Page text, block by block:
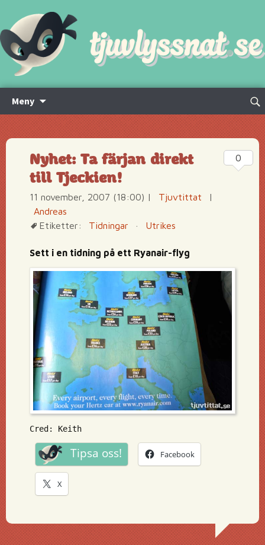
Meny
innehåll
Sök
Nyhet: Ta färjan direkt
till Tjeckien!
11 november, 2007 (18:00) | Tjuvtittat
|
Andreas
Etiketter:
Tidningar · Utrikes
Sett i en tidning på ett Ryanair-flyg
Cred: Keith
Tipsa oss! Facebook
X
0